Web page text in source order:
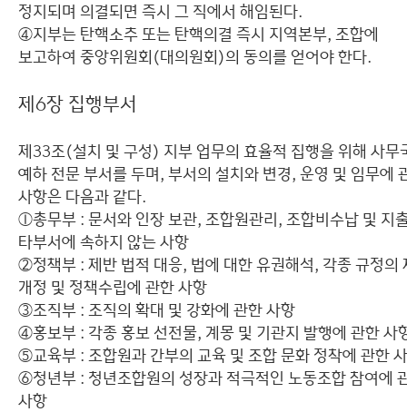
정지되며 의결되면 즉시 그 직에서 해임된다.
④지부는 탄핵소추 또는 탄핵의결 즉시 지역본부, 조합에
보고하여 중앙위원회(대의원회)의 동의를 얻어야 한다.
제6장 집행부서
제33조(설치 및 구성) 지부 업무의 효율적 집행을 위해 사무
예하 전문 부서를 두며, 부서의 설치와 변경, 운영 및 임무에
사항은 다음과 같다.
ⓛ총무부 : 문서와 인장 보관, 조합원관리, 조합비수납 및 지
타부서에 속하지 않는 사항
②정책부 : 제반 법적 대응, 법에 대한 유권해석, 각종 규정의
개정 및 정책수립에 관한 사항
③조직부 : 조직의 확대 및 강화에 관한 사항
④홍보부 : 각종 홍보 선전물, 계몽 및 기관지 발행에 관한 사
⑤교육부 : 조합원과 간부의 교육 및 조합 문화 정착에 관한
⑥청년부 : 청년조합원의 성장과 적극적인 노동조합 참여에
사항